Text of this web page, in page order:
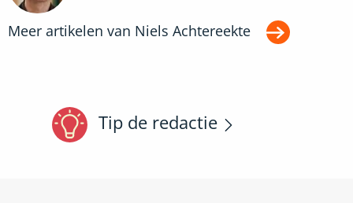
Meer artikelen van Niels Achtereekte
Tip de redactie